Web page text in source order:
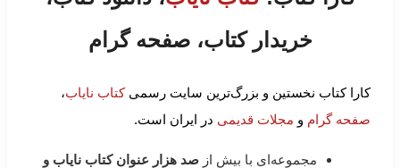
خریدار کتاب، صفحه گرام
کارا کتاب نخستین و بزرگ‌ترین سایت رسمیکتاب نایاب،
صفحه گرام و مجلات قدیمی در ایران است.
مجموعه‌ای با بیش از صد هزار عنوان کتاب نایاب و